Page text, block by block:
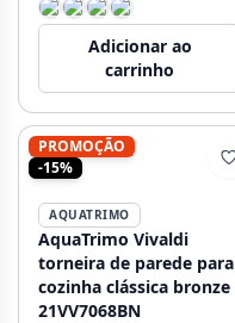
Adicionar ao
carrinho
PROMOÇÃO
-15%
AQUATRIMO
AquaTrimo Vivaldi
torneira de parede para
cozinha clássica bronze
21VV7068BN